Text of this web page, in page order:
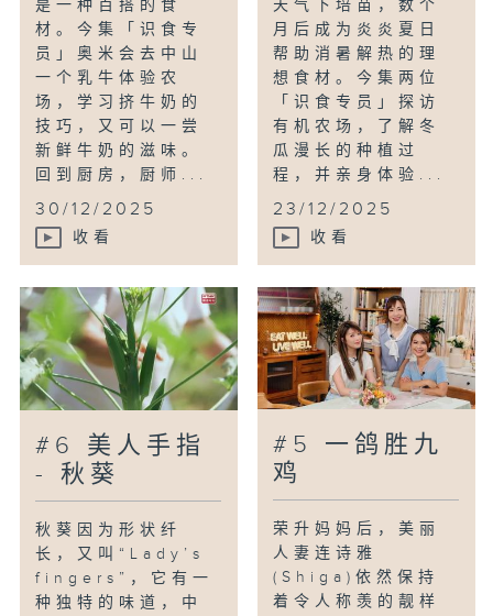
是一种百搭的食
材。今集「识食专
员」奥米会去中山
一个乳牛体验农
场，学习挤牛奶的
技巧，又可以一尝
新鲜牛奶的滋味。
回到厨房，厨师...
30/12/2025
收看
天气下培苗，数个
月后成为炎炎夏日
帮助消暑解热的理
想食材。今集两位
「识食专员」探访
有机农场，了解冬
瓜漫长的种植过
程，并亲身体验...
23/12/2025
收看
#6 美人手指
- 秋葵
秋葵因为形状纤
长，又叫“Lady’s
fingers”，它有一
种独特的味道，中
#5 一鸽胜九
鸡
荣升妈妈后，美丽
人妻连诗雅
(Shiga)依然保持
着令人称羡的靓样